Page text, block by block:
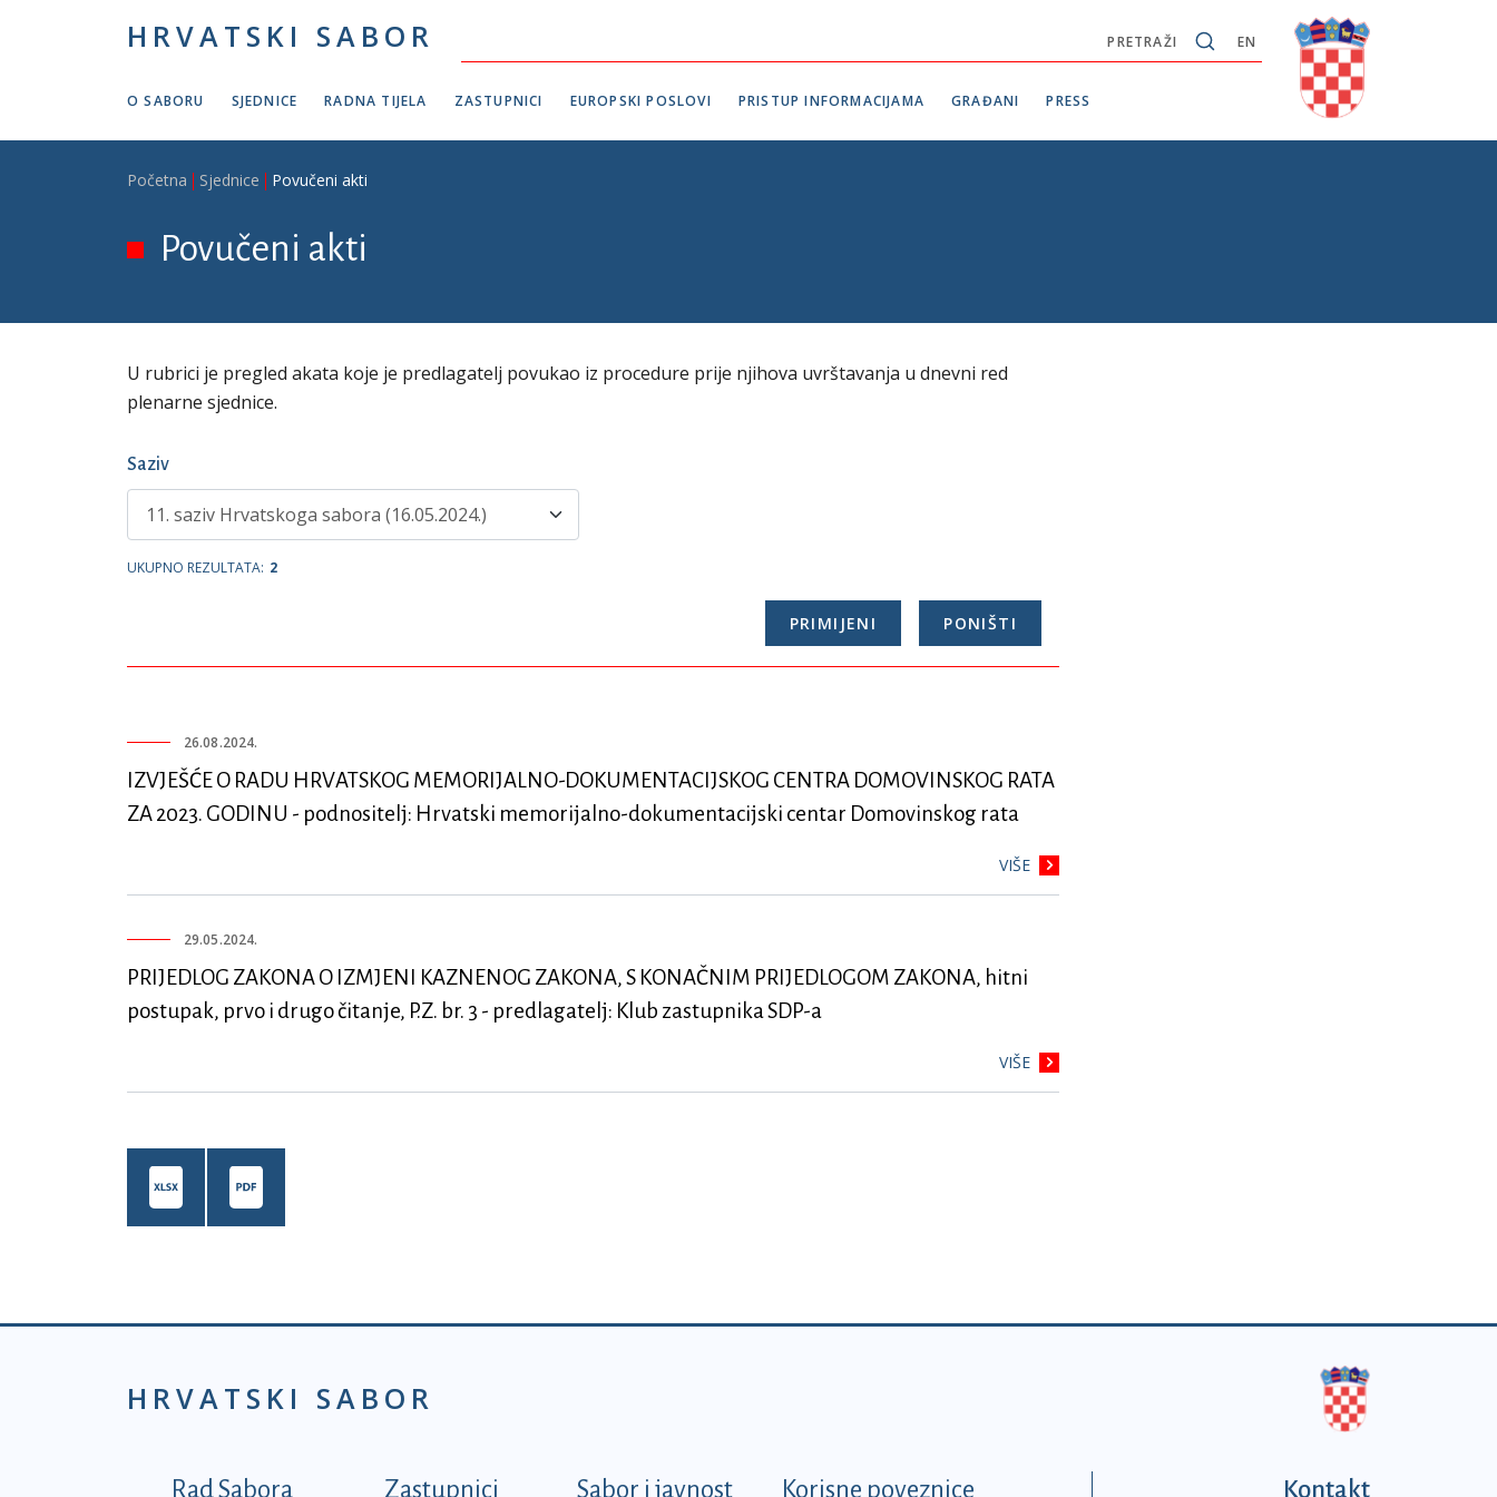
HRVATSKI SABOR EN
PRETRAŽI
O SABORU SJEDNICE RADNA TIJELA ZASTUPNICI EUROPSKI POSLOVI PRISTUP INFORMACIJAMA GRAĐANI PRESS
Breadcrumb
Početna Sjednice Povučeni akti
Povučeni akti
U rubrici je pregled akata koje je predlagatelj povukao iz procedure prije njihova uvrštavanja u dnevni red
plenarne sjednice.
Saziv
UKUPNO REZULTATA: 2
26.08.2024.
IZVJEŠĆE O RADU HRVATSKOG MEMORIJALNO-DOKUMENTACIJSKOG CENTRA DOMOVINSKOG RATA
ZA 2023. GODINU - podnositelj: Hrvatski memorijalno-dokumentacijski centar Domovinskog rata
VIŠE
29.05.2024.
PRIJEDLOG ZAKONA O IZMJENI KAZNENOG ZAKONA, S KONAČNIM PRIJEDLOGOM ZAKONA, hitni
postupak, prvo i drugo čitanje, P.Z. br. 3 - predlagatelj: Klub zastupnika SDP-a
VIŠE
HRVATSKI SABOR
Rad Sabora Zastupnici Sabor i javnost Korisne poveznice Kontakt